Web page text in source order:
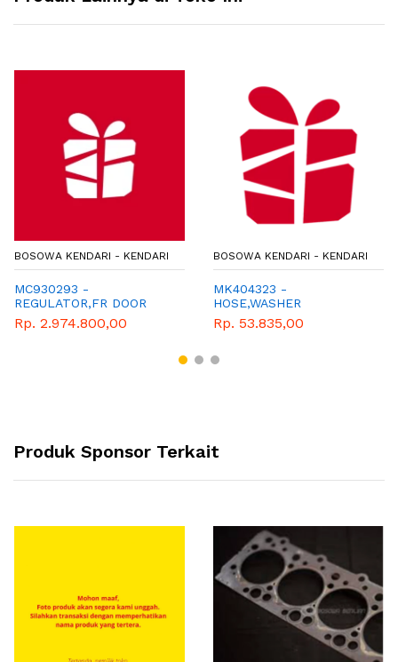
BOSOWA KENDARI - KENDARI
MC930293 -
REGULATOR,FR DOOR
WINDOW,RH
Rp. 2.974.800,00
BOSOWA KENDARI - KENDARI
MK404323 -
HOSE,WASHER
Rp. 53.835,00
Produk Sponsor Terkait